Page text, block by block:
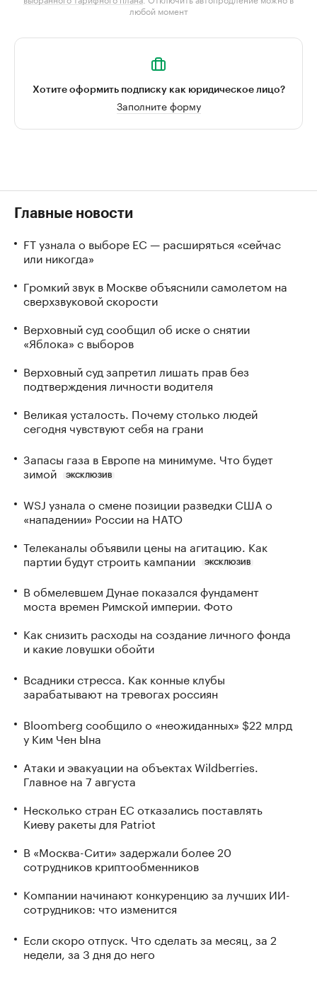
любой момент
Хотите оформить подписку как юридическое лицо?
Заполните форму
Главные новости
FT узнала о выборе ЕС — расширяться «сейчас
или никогда»
Громкий звук в Москве объяснили самолетом на
сверхзвуковой скорости
Верховный суд сообщил об иске о снятии
«Яблока» с выборов
Верховный суд запретил лишать прав без
подтверждения личности водителя
Великая усталость. Почему столько людей
сегодня чувствуют себя на грани
Запасы газа в Европе на минимуме. Что будет
зимой
ЭКСКЛЮЗИВ
WSJ узнала о смене позиции разведки США о
«нападении» России на НАТО
Телеканалы объявили цены на агитацию. Как
партии будут строить кампании
ЭКСКЛЮЗИВ
В обмелевшем Дунае показался фундамент
моста времен Римской империи. Фото
Как снизить расходы на создание личного фонда
и какие ловушки обойти
Всадники стресса. Как конные клубы
зарабатывают на тревогах россиян
Bloomberg сообщило о «неожиданных» $22 млрд
у Ким Чен Ына
Атаки и эвакуации на объектах Wildberries.
Главное на 7 августа
Несколько стран ЕС отказались поставлять
Киеву ракеты для Patriot
В «Москва-Сити» задержали более 20
сотрудников криптообменников
Компании начинают конкуренцию за лучших ИИ-
сотрудников: что изменится
Если скоро отпуск. Что сделать за месяц, за 2
недели, за 3 дня до него